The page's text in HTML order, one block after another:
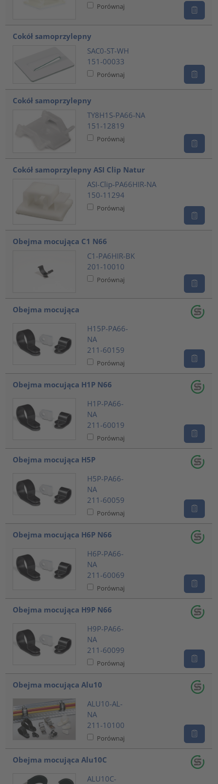
Porównaj
Cokół samoprzylepny
SAC0-ST-WH
151-00033
Porównaj
Cokół samoprzylepny
TY8H1S-PA66-NA
151-12819
Porównaj
Cokół samoprzylepny ASI Clip Natur
ASI-Clip-PA66HIR-NA
150-11294
Porównaj
Obejma mocująca C1 N66
C1-PA6HIR-BK
201-10010
Porównaj
Obejma mocująca
H15P-PA66-
NA
211-60159
Porównaj
Obejma mocująca H1P N66
H1P-PA66-
NA
211-60019
Porównaj
Obejma mocująca H5P
H5P-PA66-
NA
211-60059
Porównaj
Obejma mocująca H6P N66
H6P-PA66-
NA
211-60069
Porównaj
Obejma mocująca H9P N66
H9P-PA66-
NA
211-60099
Porównaj
Obejma mocująca Alu10
ALU10-AL-
NA
211-10100
Porównaj
Obejma mocująca Alu10C
ALU10C-